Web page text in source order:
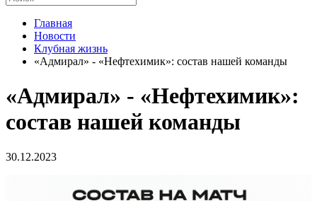
Главная
Новости
Клубная жизнь
«Адмирал» - «Нефтехимик»: состав нашей команды
«Адмирал» - «Нефтехимик»:
состав нашей команды
30.12.2023